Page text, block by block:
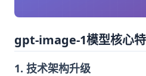
gpt-image-1模型核心
1. 技术架构升级